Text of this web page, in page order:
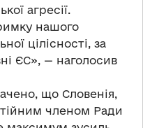
агресії.
нашого
цілісності, за
ЄС», — наголосив
що Словенія,
членом Ради